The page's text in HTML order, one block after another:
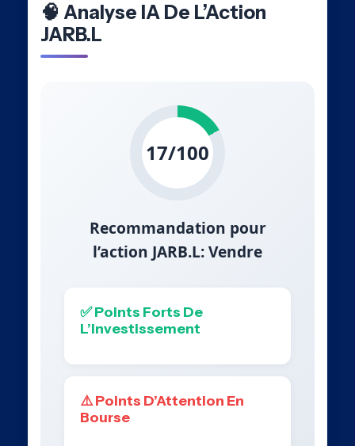
🧠 Analyse IA De L’Action
JARB.L
17/100
Recommandation pour
l’action JARB.L: Vendre
✅ Points Forts De
L’Investissement
⚠️ Points D’Attention En
Bourse